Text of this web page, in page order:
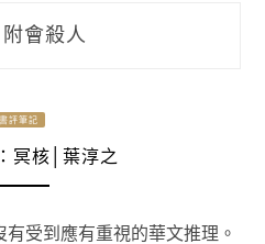
附會殺人
書評筆記
冥核│葉淳之
受到應有重視的華文推理。